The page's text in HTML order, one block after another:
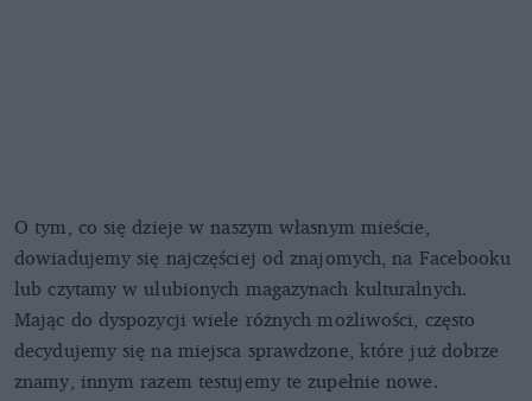
O tym, co się dzieje w naszym własnym mieście,
dowiadujemy się najczęściej od znajomych, na Facebooku
lub czytamy w ulubionych magazynach kulturalnych.
Mając do dyspozycji wiele różnych możliwości, często
decydujemy się na miejsca sprawdzone, które już dobrze
znamy, innym razem testujemy te zupełnie nowe.